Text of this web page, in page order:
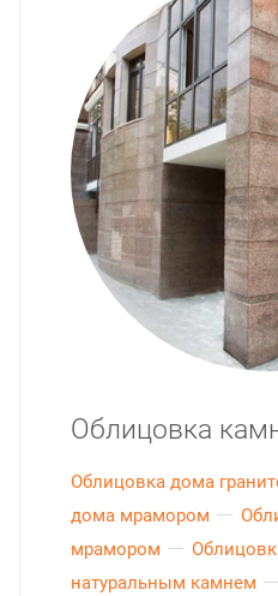
Облицовка
Облицовка дома
дома мрамором
мрамором
натуральным камнем